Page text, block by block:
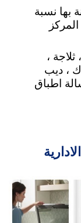
بها نسبة
،
، ديب
اطباق